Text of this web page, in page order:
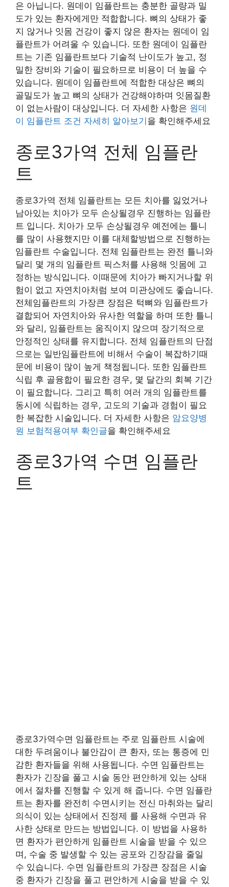
은 아닙니다. 원데이 임플란트는 충분한 골량과 밀
도가 있는 환자에게만 적합합니다. 뼈의 상태가 좋
지 않거나 잇몸 건강이 좋지 않은 환자는 원데이 임
플란트가 어려울 수 있습니다. 또한 원데이 임플란
트는 기존 임플란트보다 기술적 난이도가 높고, 정
밀한 장비와 기술이 필요하므로 비용이 더 높을 수
있습니다. 원데이 임플란트에 적합한 대상은 뼈의
골밀도가 높고 뼈의 상태가 건강해야하며 잇몸질환
이 없는사람이 대상입니다. 더 자세한 사항은 원데
이 임플란트 조건 자세히 알아보기 을 확인해주세요
종로3가역 전체 임플란
트
종로3가역 전체 임플란트는 모든 치아를 잃었거나
남아있는 치아가 모두 손상될경우 진행하는 임플란
트 입니다. 치아가 모두 손상될경우 예전에는 틀니
를 많이 사용했지만 이를 대체할방법으로 진행하는
임플란트 수술입니다. 전체 임플란트는 완전 틀니와
달리 몇 개의 임플란트 픽스처를 사용해 잇몸에 고
정하는 방식입니다. 이때문에 치아가 빠지거나할 위
험이 없고 자연치아처럼 보여 미관상에도 좋습니다.
전체임플란트의 가장큰 장점은 턱뼈와 임플란트가
결합되어 자연치아와 유사한 역할을 하며 또한 틀니
와 달리, 임플란트는 움직이지 않으며 장기적으로
안정적인 상태를 유지합니다. 전체 임플란트의 단점
으로는 일반임플란트에 비해서 수술이 복잡하기때
문에 비용이 많이 높게 책정됩니다. 또한 임플란트
식립 후 골융합이 필요한 경우, 몇 달간의 회복 기간
이 필요합니다. 그리고 특히 여러 개의 임플란트를
동시에 식립하는 경우, 고도의 기술과 경험이 필요
한 복잡한 시술입니다. 더 자세한 사항은 암요양병
원 보험적용여부 확인글을 확인해주세요
종로3가역 수면 임플란
트
종로3가역수면 임플란트는 주로 임플란트 시술에
대한 두려움이나 불안감이 큰 환자, 또는 통증에 민
감한 환자들을 위해 사용됩니다. 수면 임플란트는
환자가 긴장을 풀고 시술 동안 편안하게 있는 상태
에서 절차를 진행할 수 있게 해 줍니다. 수면 임플란
트는 환자를 완전히 수면시키는 전신 마취와는 달리
의식이 있는 상태에서 진정제 를 사용해 수면과 유
사한 상태로 만드는 방법입니다. 이 방법을 사용하
면 환자가 편안하게 임플란트 시술을 받을 수 있으
며, 수술 중 발생할 수 있는 공포와 긴장감을 줄일
수 있습니다. 수면 임플란트의 가장큰 장점은 시술
중 환자가 긴장을 풀고 편안하게 시술을 받을 수 있